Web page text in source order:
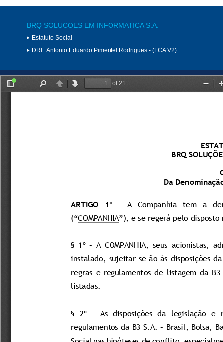
BRQ SOLUCOES EM INFORMATICA S.A.
Estatuto Social
DRI: Antonio Eduardo Pimentel Rodrigues - (FCA V2)